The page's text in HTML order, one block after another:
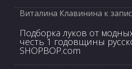
Виталина Клавинина к
Подборка луков от
честь 1 годовщины
SHOPBOP.com